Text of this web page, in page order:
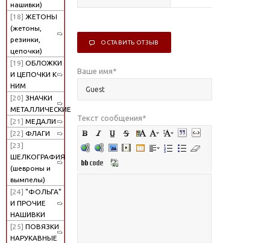
нашивки)
[18] ЖЕТОНЫ
(жетоны,
резинки,
цепочки)
[19] ОБЛОЖКИ
И ЦЕПОЧКИ К
НИМ
[20] ЗНАЧКИ
МЕТАЛЛИЧЕСКИЕ
[21] МЕДАЛИ
[22] ФЛАГИ
[23]
ШЕЛКОГРАФИЯ
(шевроны и
вымпелы)
[24] "ФОЛЬГА"
И ПРОЧИЕ
НАШИВКИ
[25] ПОВЯЗКИ
НАРУКАВНЫЕ
ОСТАВИТЬ ОТЗЫВ
Ваше имя*
Текст сообщения*